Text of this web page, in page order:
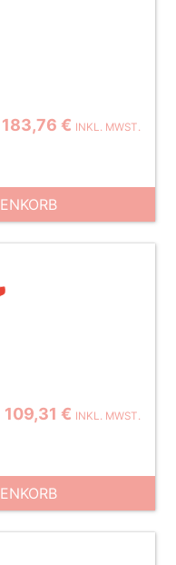
183,76 € INKL. MWST.
109,31 € INKL. MWST.